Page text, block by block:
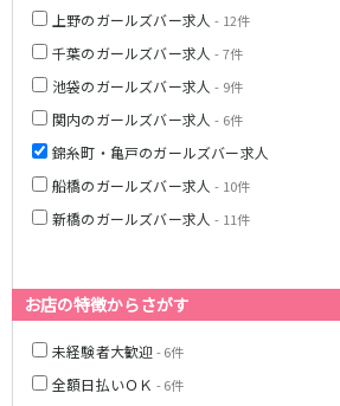
上野のガールズバー求人- 12件
千葉のガールズバー求人- 7件
池袋のガールズバー求人- 9件
関内のガールズバー求人- 6件
錦糸町・亀戸のガールズバー求人
船橋のガールズバー求人- 10件
新橋のガールズバー求人- 11件
お店の特徴からさがす
未経験者大歓迎- 6件
全額日払いＯＫ - 6件
町田駅
八王子駅
相模原駅
橋本駅
新横浜駅
東急田園都市線
たまプラーザ駅
あざみ野駅
藤が丘駅
用賀駅
二子玉川駅
宮前平駅